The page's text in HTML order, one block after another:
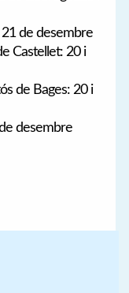
21 de desembre
Castellet: 20 i
de Bages: 20 i
desembre